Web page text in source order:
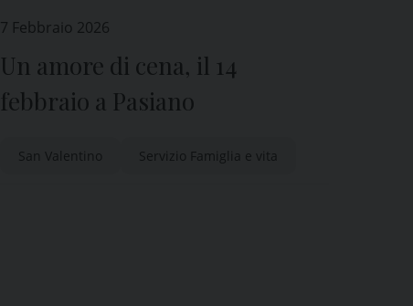
7 Febbraio 2026
Un amore di cena, il 14
febbraio a Pasiano
San Valentino Servizio Famiglia e vita